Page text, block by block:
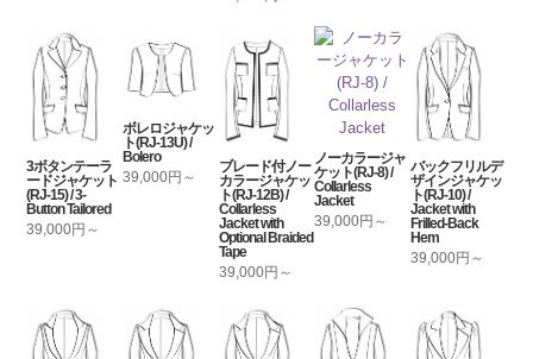
3ボタンテーラ
ードジャケット
(RJ-15) / 3-
Button Tailored
39,000円～
ボレロジャケッ
ト(RJ-13U) /
Bolero
39,000円～
ブレード付ノー
カラージャケッ
ト(RJ-12B) /
Collarless
Jacket with
Optional Braided
Tape
39,000円～
ノーカラージャ
ケット(RJ-8) /
Collarless
Jacket
39,000円～
バックフリルデ
ザインジャケッ
ト(RJ-10) /
Jacket with
Frilled-Back
Hem
39,000円～